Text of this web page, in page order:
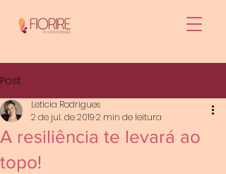
Post
A resiliência te levará ao
topo!
Leticia Rodrigues
2 de jul. de 20192 min de leitura